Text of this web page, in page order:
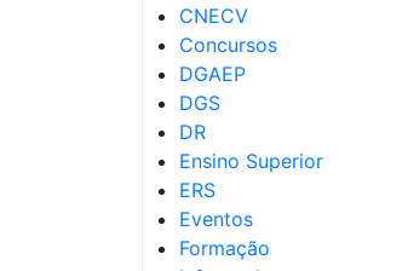
CNECV
Concursos
DGAEP
DGS
DR
Ensino Superior
ERS
Eventos
Formação